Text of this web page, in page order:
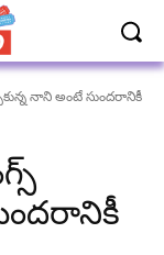
నాని అంటే సుందరానికీ